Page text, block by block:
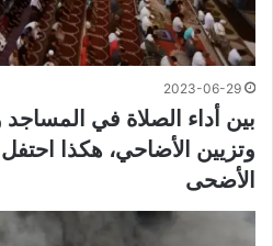
2023-06-29
بين أداء الصلاة في
وتزيين الأضاحي، هكذا
الأضحى